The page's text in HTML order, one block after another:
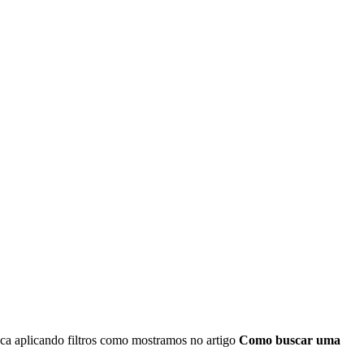
aplicando filtros como mostramos no artigo Como buscar uma